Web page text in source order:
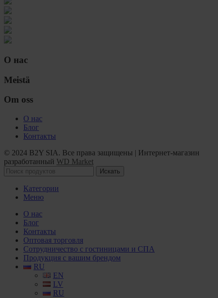
О нас
Meistä
Om oss
О нас
Блог
Контакты
© 2024 B2Y SIA. Все права защищены | Интернет-магазин
разработанный WD Market
Искать
Категории
Меню
О нас
Блог
Контакты
Оптовая торговля
Сотрудничество с гостиницами и СПА
Продукция с вашим брендом
RU
EN
LV
RU